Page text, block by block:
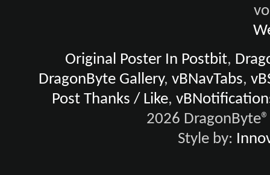
Original Poster In Postbit,
DragonByte Gallery,vBNavTabs,
Post Thanks / Like,
2026
Style by: